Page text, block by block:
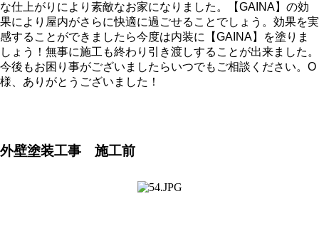
な仕上がりにより素敵なお家になりました。【GAINA】の効
果により屋内がさらに快適に過ごせることでしょう。効果を実
感することができましたら今度は内装に【GAINA】を塗りま
しょう！無事に施工も終わり引き渡しすることが出来ました。
今後もお困り事がございましたらいつでもご相談ください。O
様、ありがとうございました！
外壁塗装工事 施工前